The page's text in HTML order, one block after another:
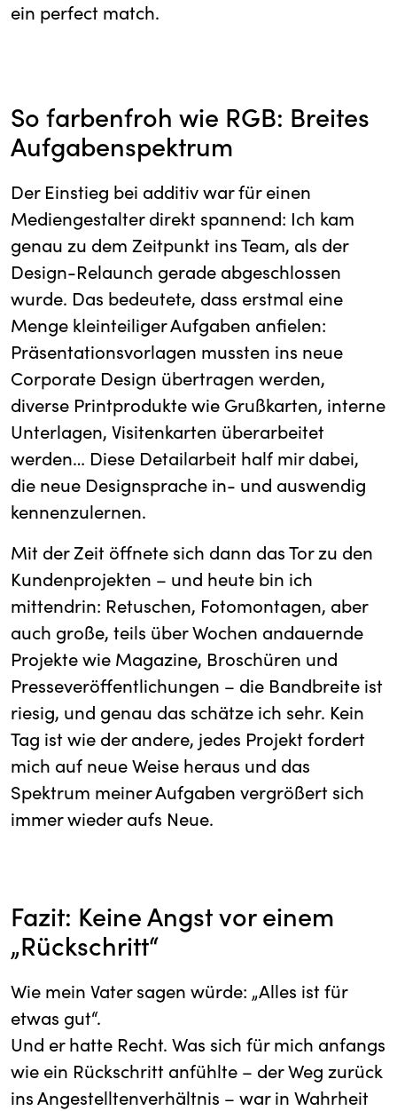
ein perfect match.
So farbenfroh wie RGB: Breites
Aufgabenspektrum
Der Einstieg bei additiv war für einen
Mediengestalter direkt spannend: Ich kam
genau zu dem Zeitpunkt ins Team, als der
Design-Relaunch gerade abgeschlossen
wurde. Das bedeutete, dass erstmal eine
Menge kleinteiliger Aufgaben anfielen:
Präsentationsvorlagen mussten ins neue
Corporate Design übertragen werden,
diverse Printprodukte wie Grußkarten, interne
Unterlagen, Visitenkarten überarbeitet
werden… Diese Detailarbeit half mir dabei,
die neue Designsprache in- und auswendig
kennenzulernen.
Mit der Zeit öffnete sich dann das Tor zu den
Kundenprojekten – und heute bin ich
mittendrin: Retuschen, Fotomontagen, aber
auch große, teils über Wochen andauernde
Projekte wie Magazine, Broschüren und
Presseveröffentlichungen – die Bandbreite ist
riesig, und genau das schätze ich sehr. Kein
Tag ist wie der andere, jedes Projekt fordert
mich auf neue Weise heraus und das
Spektrum meiner Aufgaben vergrößert sich
immer wieder aufs Neue.
Fazit: Keine Angst vor einem
„Rückschritt“
Wie mein Vater sagen würde: „Alles ist für
etwas gut“.
Und er hatte Recht. Was sich für mich anfangs
wie ein Rückschritt anfühlte – der Weg zurück
ins Angestelltenverhältnis – war in Wahrheit